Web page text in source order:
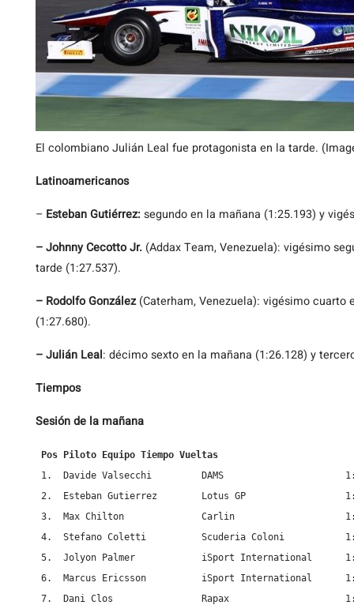
El colombiano Julián Leal fue protagonista en la tarde.
Latinoamericanos
– Esteban Gutiérrez: segundo en la mañana (1:25.193) y
– Johnny Cecotto Jr. (Addax Team, Venezuela): vigésimo
tarde (1:27.537).
– Rodolfo González(Caterham, Venezuela): vigésimo cuarto
(1:27.680).
– Julián Leal: décimo sexto en la mañana (1:26.128) y
Tiempos
Sesión de la mañana
Pos Piloto Equipo Tiempo Vueltas
1.  Davide Valsecchi         DAMS
2.  Esteban Gutierrez        Lotus GP
3.  Max Chilton              Carlin
4.  Stefano Coletti          Scuderia Coloni
5.  Jolyon Palmer            iSport International
6.  Marcus Ericsson          iSport International
7.  Dani Clos                Rapax